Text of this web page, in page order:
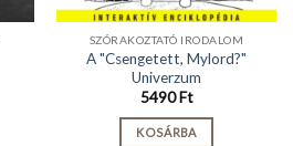
SZÓRAKOZTATÓ IRODALOM
A "Csengetett, Mylord?"
Univerzum
5490Ft
KOSÁRBA